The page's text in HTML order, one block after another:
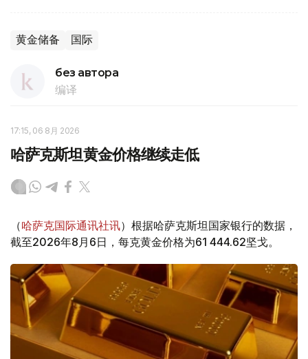
黄金储备 国际
без автора
编译
17:15, 06 8月 2026
哈萨克斯坦黄金价格继续走低
（哈萨克国际通讯社讯）根据哈萨克斯坦国家银行的数据，
截至2026年8月6日，每克黄金价格为61 444.62坚戈。